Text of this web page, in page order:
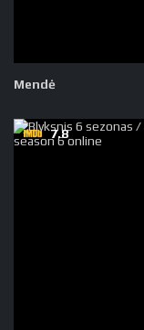
Mendė
7.8